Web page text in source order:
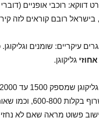
רוכבי אופניים
עיקריים: שומנים
אחוזי גליקוגן.
1500 עד 2000
באימון קשה הגוף
חישוב פשוט מראה שאם לא